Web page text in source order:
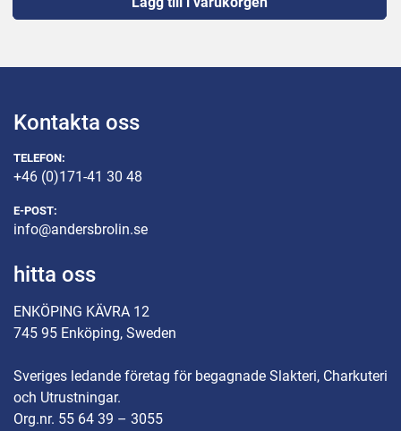
Kontakta oss
TELEFON:
+46 (0)171-41 30 48
E-POST:
info@andersbrolin.se
hitta oss
ENKÖPING KÄVRA 12
745 95 Enköping, Sweden
Sveriges ledande företag för begagnade Slakteri, Charkuteri
och Utrustningar.
Org.nr. 55 64 39 – 3055